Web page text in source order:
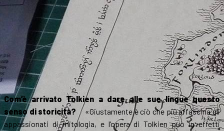
Com’è arrivato Tolkien a dare alle sue lingue questo
senso di storicità? «Giustamente è ciò che più affascina gli
appassionati di mitologia, e l’opera di Tolkien può in effetti